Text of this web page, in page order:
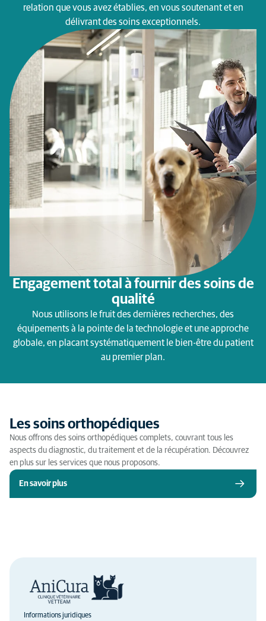
relation que vous avez établies, en vous soutenant et en
délivrant des soins exceptionnels.
Engagement total à fournir des soins de
qualité
Nous utilisons le fruit des dernières recherches, des
équipements à la pointe de la technologie et une approche
globale, en placant systématiquement le bien-être du patient
au premier plan.
Les soins orthopédiques
Nous offrons des soins orthopédiques complets, couvrant tous les
aspects du diagnostic, du traitement et de la récupération. Découvrez
en plus sur les services que nous proposons.
En savoir plus
Informations juridiques